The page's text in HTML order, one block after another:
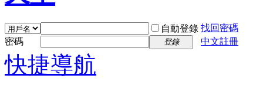
自動登錄 找回密碼
密碼
登錄 中文註冊
快捷導航